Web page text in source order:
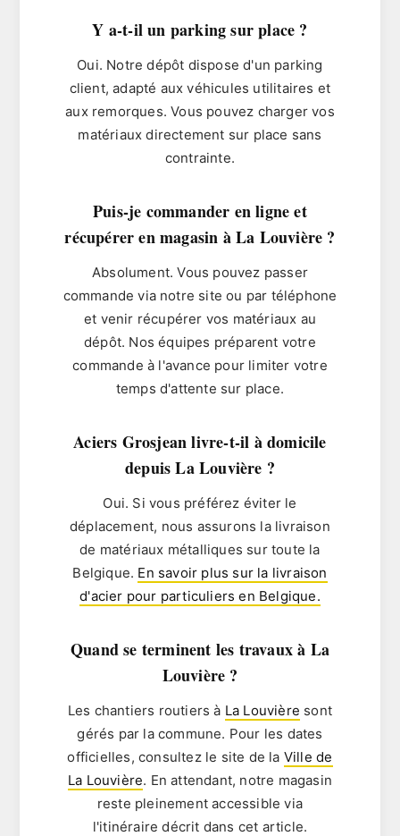
Y a-t-il un parking sur place ?
Oui. Notre dépôt dispose d'un parking
client, adapté aux véhicules utilitaires et
aux remorques. Vous pouvez charger vos
matériaux directement sur place sans
contrainte.
Puis-je commander en ligne et
récupérer en magasin à La Louvière ?
Absolument. Vous pouvez passer
commande via notre site ou par téléphone
et venir récupérer vos matériaux au
dépôt. Nos équipes préparent votre
commande à l'avance pour limiter votre
temps d'attente sur place.
Aciers Grosjean livre-t-il à domicile
depuis La Louvière ?
Oui. Si vous préférez éviter le
déplacement, nous assurons la livraison
de matériaux métalliques sur toute la
Belgique. En savoir plus sur la livraison
d'acier pour particuliers en Belgique.
Quand se terminent les travaux à La
Louvière ?
Les chantiers routiers à La Louvière sont
gérés par la commune. Pour les dates
officielles, consultez le site de la Ville de
La Louvière. En attendant, notre magasin
reste pleinement accessible via
l'itinéraire décrit dans cet article.